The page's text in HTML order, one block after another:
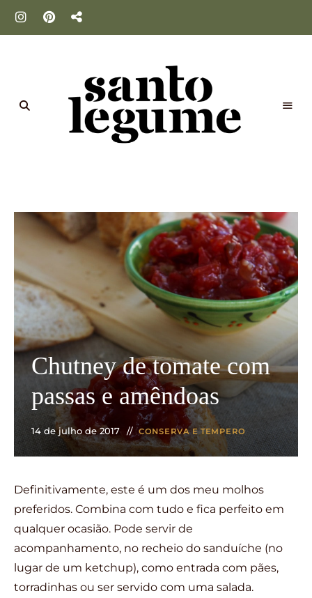
Legume
Chutney de tomate com
passas e amêndoas
14 de julho de 2017 CONSERVA E TEMPERO
Definitivamente, este é um dos meu molhos
preferidos. Combina com tudo e fica perfeito em
qualquer ocasião. Pode servir de
acompanhamento, no recheio do sanduíche (no
lugar de um ketchup), como entrada com pães,
torradinhas ou ser servido com uma salada.